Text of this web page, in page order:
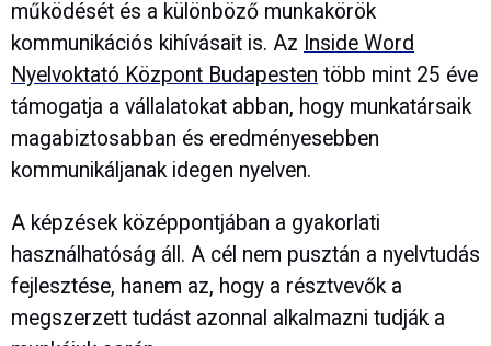
működését és a különböző munkakörök
kommunikációs kihívásait is. Az Inside Word
Nyelvoktató Központ Budapesten több mint 25 éve
támogatja a vállalatokat abban, hogy munkatársaik
magabiztosabban és eredményesebben
kommunikáljanak idegen nyelven.
A képzések középpontjában a gyakorlati
használhatóság áll. A cél nem pusztán a nyelvtudás
fejlesztése, hanem az, hogy a résztvevők a
megszerzett tudást azonnal alkalmazni tudják a